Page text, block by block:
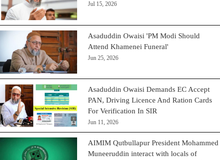
Jul 15, 2026
Asaduddin Owaisi 'PM Modi Should
Attend Khamenei Funeral'
Jun 25, 2026
Asaduddin Owaisi Demands EC Accept
PAN, Driving Licence And Ration Cards
For Verification In SIR
Jun 11, 2026
AIMIM Qutbullapur President Mohammed
Muneeruddin interact with locals of